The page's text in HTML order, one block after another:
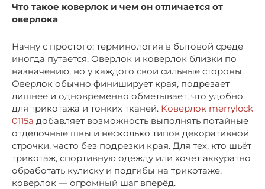
Что такое коверлок и чем он отличается от
оверлока
Начну с простого: терминология в бытовой среде
иногда путается. Оверлок и коверлок близки по
назначению, но у каждого свои сильные стороны.
Оверлок обычно финиширует края, подрезает
лишнее и одновременно обметывает, что удобно
для трикотажа и тонких тканей. Коверлок merrylock
0115a добавляет возможность выполнять потайные
отделочные швы и несколько типов декоративной
строчки, часто без подрезки края. Для тех, кто шьёт
трикотаж, спортивную одежду или хочет аккуратно
обработать кулиску и подгибы на трикотаже,
коверлок — огромный шаг вперёд.